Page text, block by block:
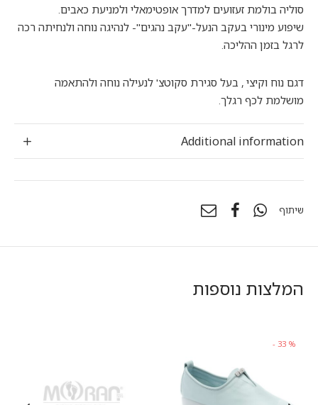
סוליה בולמת זעזועים למדרך אופטימאלי ולמניעת כאבים.
שיפוע מינורי בעקב הנעל-"עקב נהגים"- לנהיגה נוחה ולנחיתה רכה
לרגל בזמן ההליכה.
דגם נוח וקיצי , בעל סגירת סקוטצ' לנעילה נוחה ולהתאמה
מושלמת לכף רגלך.
Additional information
שיתוף
המלצות נוספות
- 33 %